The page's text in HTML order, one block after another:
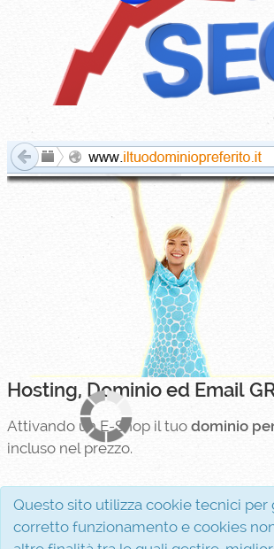
Questo sito utilizza cookie tecnici per
corretto funzionamento e cookies
Hosting, Dominio ed Email
Attivando un E-Shop il tuo dominio
incluso nel prezzo.
Il dominio personalizzato è necesserio
credibilità e visibilitàal tuo business